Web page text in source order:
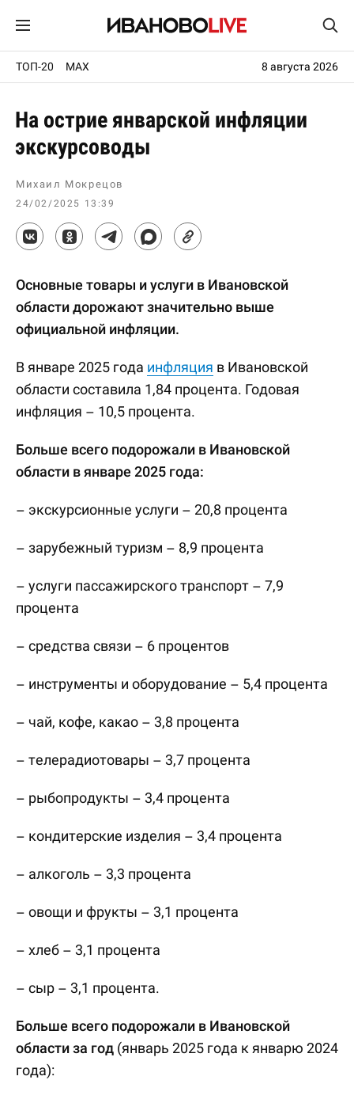
ТОП-20 MAX 8 августа 2026
На острие январской инфляции
экскурсоводы
Михаил Мокрецов
24/02/2025 13:39
Основные товары и услуги в Ивановской
области дорожают значительно выше
официальной инфляции.
В январе 2025 года инфляция в Ивановской
области составила 1,84 процента. Годовая
инфляция – 10,5 процента.
Больше всего подорожали в Ивановской
области в январе 2025 года:
– экскурсионные услуги – 20,8 процента
– зарубежный туризм – 8,9 процента
– услуги пассажирского транспорт – 7,9
процента
– средства связи – 6 процентов
– инструменты и оборудование – 5,4 процента
– чай, кофе, какао – 3,8 процента
– телерадиотовары – 3,7 процента
– рыбопродукты – 3,4 процента
– кондитерские изделия – 3,4 процента
– алкоголь – 3,3 процента
– овощи и фрукты – 3,1 процента
– хлеб – 3,1 процента
– сыр – 3,1 процента.
Больше всего подорожали в Ивановской
области за год (январь 2025 года к январю 2024
года):